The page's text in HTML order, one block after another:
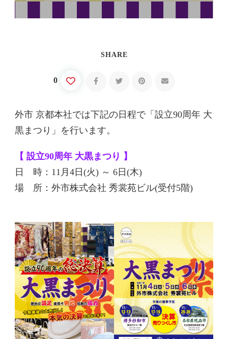
SHARE
0
外市 京都本社では下記の日程で「設立90周年 大
黒まつり」を行います。
【 設立90周年 大黒まつり 】
日 時：11月4日(火) ～ 6日(木)
場 所：外市株式会社 秀裳苑ビル(受付5階)